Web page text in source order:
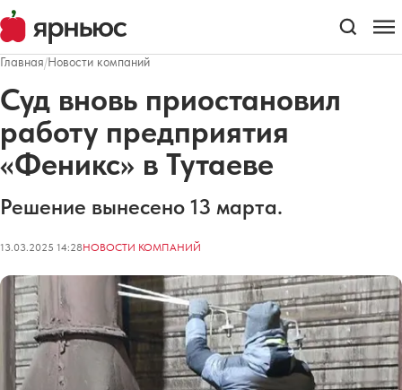
Главная/Новости компаний
Суд вновь приостановил
работу предприятия
«Феникс» в Тутаеве
Решение вынесено 13 марта.
13.03.2025 14:28НОВОСТИ КОМПАНИЙ